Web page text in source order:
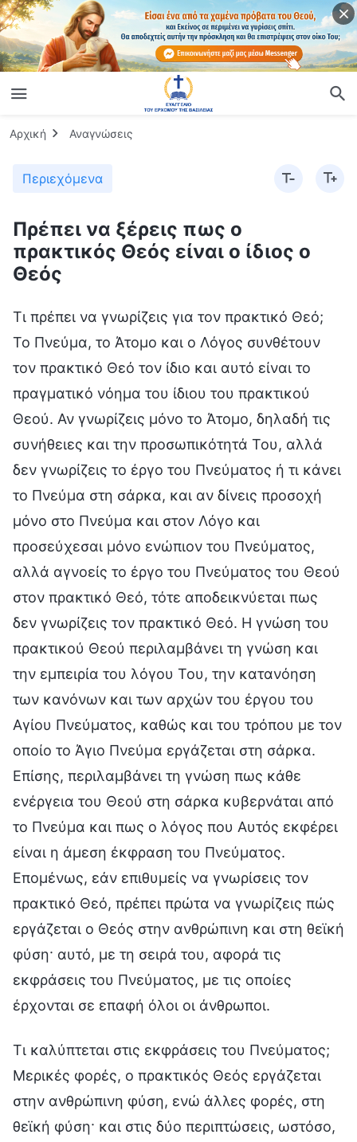
Αρχική Αναγνώσεις
Περιεχόμενα
Πρέπει να ξέρεις πως ο
πρακτικός Θεός είναι ο ίδιος ο
Θεός
Τι πρέπει να γνωρίζεις για τον πρακτικό Θεό;
Το Πνεύμα, το Άτομο και ο Λόγος συνθέτουν
τον πρακτικό Θεό τον ίδιο και αυτό είναι το
πραγματικό νόημα του ίδιου του πρακτικού
Θεού. Αν γνωρίζεις μόνο το Άτομο, δηλαδή τις
συνήθειες και την προσωπικότητά Του, αλλά
δεν γνωρίζεις το έργο του Πνεύματος ή τι κάνει
το Πνεύμα στη σάρκα, και αν δίνεις προσοχή
μόνο στο Πνεύμα και στον Λόγο και
προσεύχεσαι μόνο ενώπιον του Πνεύματος,
αλλά αγνοείς το έργο του Πνεύματος του Θεού
στον πρακτικό Θεό, τότε αποδεικνύεται πως
δεν γνωρίζεις τον πρακτικό Θεό. Η γνώση του
πρακτικού Θεού περιλαμβάνει τη γνώση και
την εμπειρία του λόγου Του, την κατανόηση
των κανόνων και των αρχών του έργου του
Αγίου Πνεύματος, καθώς και του τρόπου με τον
οποίο το Άγιο Πνεύμα εργάζεται στη σάρκα.
Επίσης, περιλαμβάνει τη γνώση πως κάθε
ενέργεια του Θεού στη σάρκα κυβερνάται από
το Πνεύμα και πως ο λόγος που Αυτός εκφέρει
είναι η άμεση έκφραση του Πνεύματος.
Επομένως, εάν επιθυμείς να γνωρίσεις τον
πρακτικό Θεό, πρέπει πρώτα να γνωρίζεις πώς
εργάζεται ο Θεός στην ανθρώπινη και στη θεϊκή
φύση· αυτό, με τη σειρά του, αφορά τις
εκφράσεις του Πνεύματος, με τις οποίες
έρχονται σε επαφή όλοι οι άνθρωποι.
Τι καλύπτεται στις εκφράσεις του Πνεύματος;
Μερικές φορές, ο πρακτικός Θεός εργάζεται
στην ανθρώπινη φύση, ενώ άλλες φορές, στη
θεϊκή φύση· και στις δύο περιπτώσεις, ωστόσο,